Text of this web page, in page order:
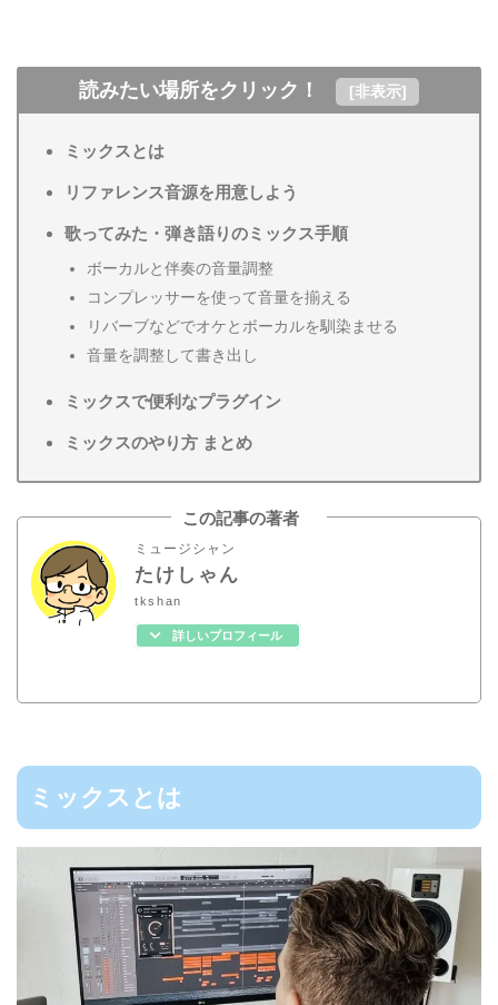
読みたい場所をクリック！ [非表示]
ミックスとは
リファレンス音源を用意しよう
歌ってみた・弾き語りのミックス手順
ボーカルと伴奏の音量調整
コンプレッサーを使って音量を揃える
リバーブなどでオケとボーカルを馴染ませる
音量を調整して書き出し
ミックスで便利なプラグイン
ミックスのやり方 まとめ
この記事の著者
ミュージシャン
たけしゃん
tkshan
詳しいプロフィール
ミックスとは